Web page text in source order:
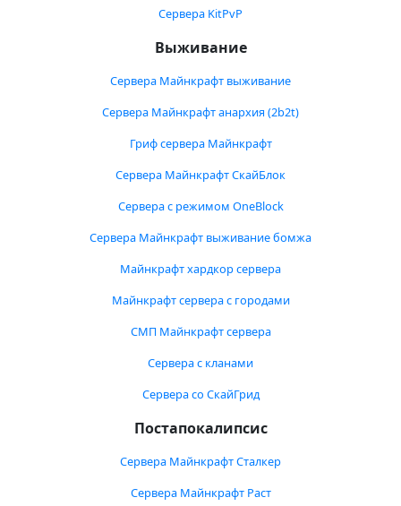
Сервера KitPvP
Выживание
Сервера Майнкрафт выживание
Сервера Майнкрафт анархия (2b2t)
Гриф сервера Майнкрафт
Сервера Майнкрафт СкайБлок
Сервера с режимом OneBlock
Сервера Майнкрафт выживание бомжа
Майнкрафт хардкор сервера
Майнкрафт сервера с городами
СМП Майнкрафт сервера
Сервера с кланами
Сервера со СкайГрид
Постапокалипсис
Сервера Майнкрафт Сталкер
Сервера Майнкрафт Раст